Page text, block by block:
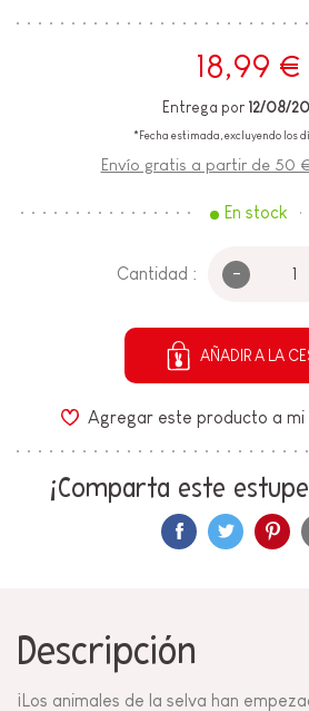
18,99 €
Entrega por 12/08/
*Fecha estimada, excluyendo los
Envío gratis a partir de 50
En stock
Cantidad : -
AÑADIR A LA
Agregar este producto a mi
¡Comparta este
Descripción
¡Los animales de la selva han